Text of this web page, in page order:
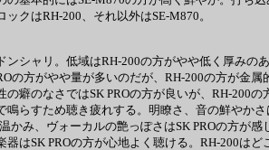
クはRH-200、それ以外はSE-M870。
ンシャリ。低域はRH-200の方がやや低く厚み
の方がやや量が多いのだが、RH-200の方が金
の癖のなさではSK PROの方が良いが、RH-200
鳴らすため聴き疲れする。明瞭さ、音の鮮やか
かみ、ヴォーカルの艶っぽさはSK PROの方が
器はSK PROの方が心地よく聴ける。RH-200は